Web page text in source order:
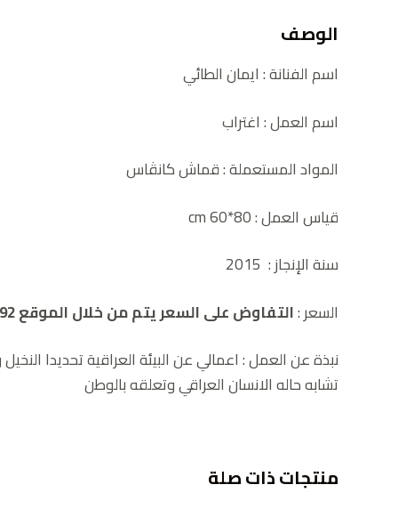
الوصف
اسم الفنانة : ايمان الطائي
اسم العمل : اغتراب
المواد المستعملة :قماش كانڤاس
قياس العمل : 80*60 cm
سنة الإنجاز : 2015
السعر :التفاوض على السعر يتم من خلال الموقع 00962786932392
نبذة عن العمل :اعمالي عن البيئة العراقية تحديدا
تشابه حاله الانسان العراقي وتعلقه بالوطن
منتجات ذات صلة